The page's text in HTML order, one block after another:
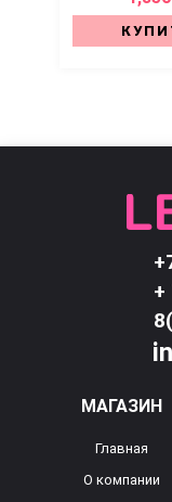
+
МАГАЗИН
Главная
О компании